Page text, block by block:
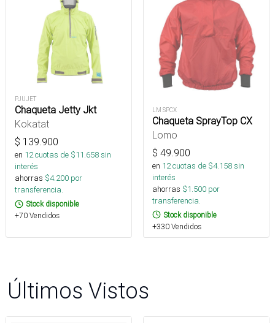
PJUJET
Chaqueta Jetty Jkt
Kokatat
$ 139.900
en 12cuotas de $11.658sin
interés
ahorras $4.200 por
transferencia.
Stock disponible
+70 Vendidos
LM SPCX
Chaqueta SprayTop CX
Lomo
$ 49.900
en 12cuotas de $4.158sin
interés
ahorras $1.500 por
transferencia.
Stock disponible
+330 Vendidos
Últimos Vistos